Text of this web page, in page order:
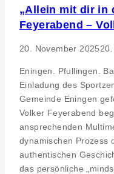
„Allein mit dir in
Feyerabend –
20. November 2025
Eningen. Pfullingen.
Einladung des
Gemeinde Eningen
Volker Feyerabend
ansprechenden
dynamischen Prozess
authentischen
das persönliche